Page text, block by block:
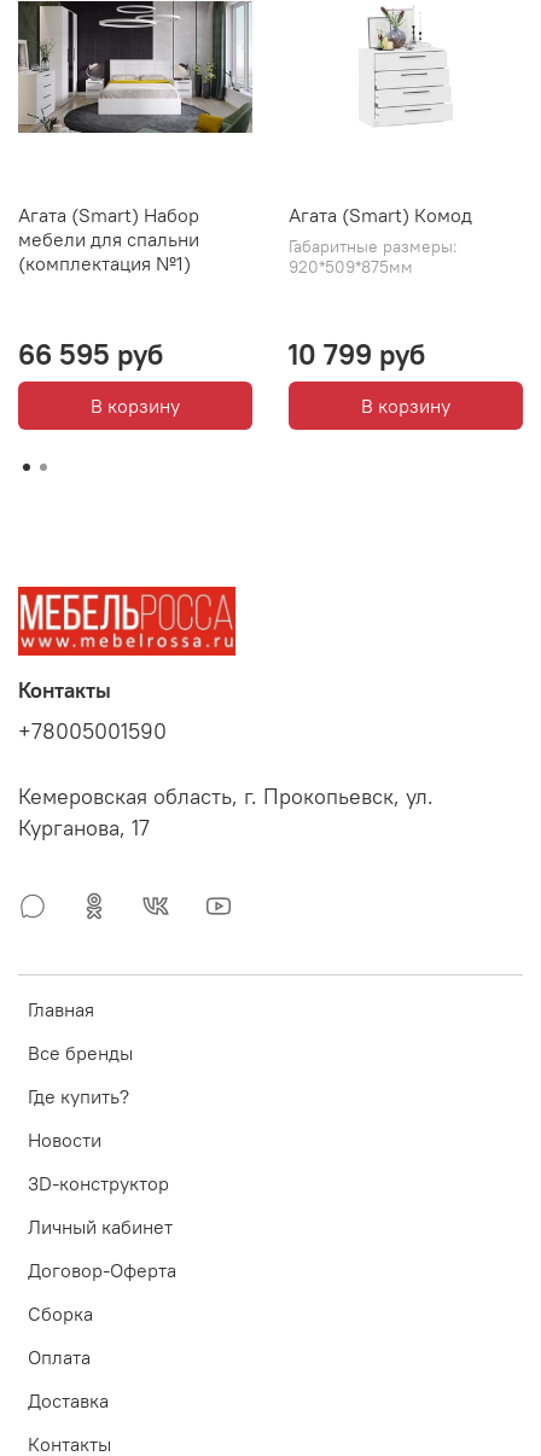
Агата (Smart) Набор
мебели для спальни
(комплектация №1)
66 595 руб
В корзину
Агата (Smart) Комод
Габаритные размеры:
920*509*875мм
10 799 руб
В корзину
Главная
Все бренды
Где купить?
Новости
3D-конструктор
Личный кабинет
Договор-Оферта
Сборка
Оплата
Доставка
Контакты
Контакты
+78005001590
Кемеровская область, г. Прокопьевск, ул.
Курганова, 17